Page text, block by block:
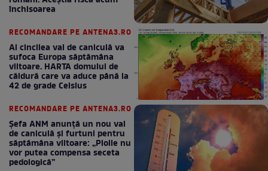
închisoarea
RECOMANDARE PE ANTENA3.RO
Al cincilea val de caniculă va
sufoca Europa săptămâna
viitoare. HARTA domului de
căldură care va aduce până la
42 de grade Celsius
RECOMANDARE PE ANTENA3.RO
Șefa ANM anunță un nou val
de caniculă și furtuni pentru
săptămâna viitoare: „Ploile nu
vor putea compensa seceta
pedologică”